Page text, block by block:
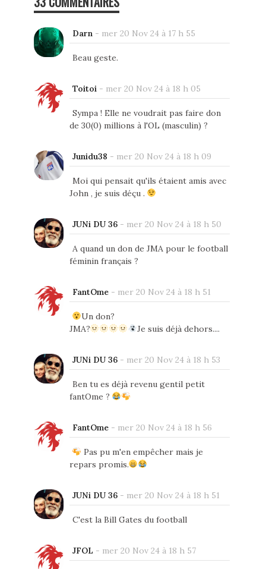
Darn- mer 20 Nov 24 à 17 h 55
Beau geste.
Toitoi- mer 20 Nov 24 à 18 h 05
Sympa ! Elle ne voudrait pas faire don
de 30(0) millions à l'OL (masculin) ?
Junidu38 - mer 20 Nov 24 à 18 h 09
Moi qui pensait qu'ils étaient amis avec
John , je suis déçu .
JUNi DU 36- mer 20 Nov 24 à 18 h 50
A quand un don de JMA pour le football
féminin français ?
FantOme- mer 20 Nov 24 à 18 h 51
Un don?
JMA?
Je suis déjà dehors....
JUNi DU 36- mer 20 Nov 24 à 18 h 53
Ben tu es déjà revenu gentil petit
fantOme ?
FantOme- mer 20 Nov 24 à 18 h 56
Pas pu m'en empêcher mais je
repars promis.
JUNi DU 36- mer 20 Nov 24 à 18 h 51
C'est la Bill Gates du football
JFOL - mer 20 Nov 24 à 18 h 57